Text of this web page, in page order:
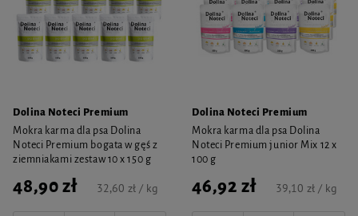
Dolina Noteci Premium
Mokra karma dla psa Dolina
Noteci Premium bogata w gęś z
ziemniakami zestaw 10 x 150 g
48,90 zł 32,60 zł / kg
Dolina Noteci Premium
Mokra karma dla psa Dolina
Noteci Premium junior Mix 12 x
100 g
46,92 zł 39,10 zł / kg